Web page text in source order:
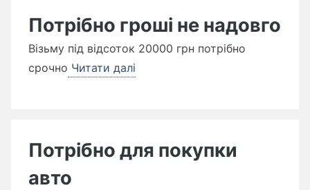
Потрібно гроші не надовго
Візьму під відсоток 20000 грн потрібно
срочно Читати далі
Потрібно для покупки
авто